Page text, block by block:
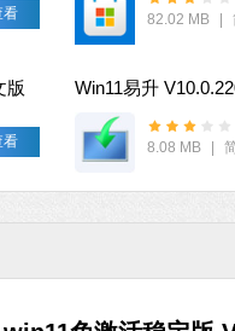
看 82.02 MB
版
看
Win11易升
8.08 MB